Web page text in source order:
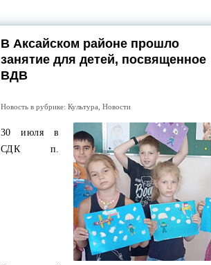
В Аксайском районе прошло
занятие для детей, посвященное
ВДВ
Новость в рубрике: Культура Новости
30 июля в
СДК п.